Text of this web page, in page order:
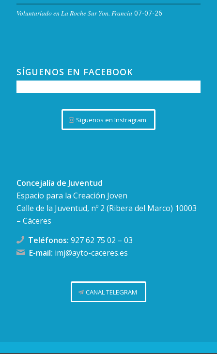
Voluntariado en La Roche Sur Yon. Francia 07-07-26
SÍGUENOS EN FACEBOOK
Siguenos en Instragram
Concejalía de Juventud
Espacio para la Creación Joven
Calle de la Juventud, nº 2 (Ribera del Marco) 10003
– Cáceres
Teléfonos: 927 62 75 02 – 03
E-mail: imj@ayto-caceres.es
CANAL TELEGRAM
Concejalía de Juventud (Ayuntamiento de Cáceres)